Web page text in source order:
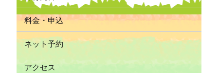
料金・申込
ネット予約
アクセス